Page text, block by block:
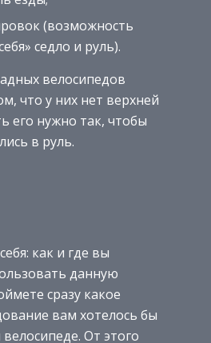
(возможность
седло и руль).
велосипедов
что у них нет верхней
его нужно так, чтобы
в руль.
как и где вы
данную
сразу какое
вам хотелось бы
От этого